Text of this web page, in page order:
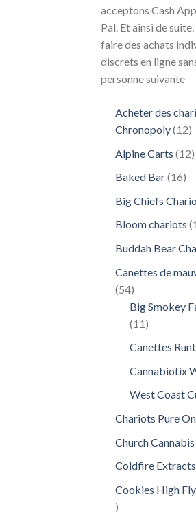
acceptons Cash
Pal. Et ainsi de
faire des achats
discrets en ligne
personne suivante
Acheter des
Chronopoly 1212
Alpine Carts 1212
Baked Bar 1616
Big Chiefs
Bloom chariots
Buddah Bear
Canettes de
5454
produits
Big Smokey
11 11
Canettes
Cannabiotix
West Coast
Chariots Pure
Church
Coldfire Extracts
Cookies High
9